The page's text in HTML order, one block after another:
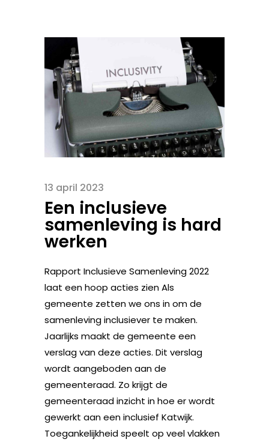
13 april 2023
Een inclusieve
samenleving is hard
werken
Rapport Inclusieve Samenleving 2022
laat een hoop acties zien Als
gemeente zetten we ons in om de
samenleving inclusiever te maken.
Jaarlijks maakt de gemeente een
verslag van deze acties. Dit verslag
wordt aangeboden aan de
gemeenteraad. Zo krijgt de
gemeenteraad inzicht in hoe er wordt
gewerkt aan een inclusief Katwijk.
Toegankelijkheid speelt op veel vlakken